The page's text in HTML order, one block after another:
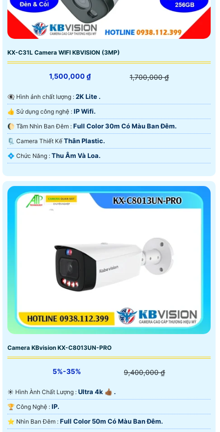
KX-C31L Camera WIFI KBVISION (3MP)
1,500,000 ₫ 1,700,000 ₫
👁️‍🗨 Hình ảnh chất lượng : 2K Lite .
👍 Sử dụng công nghệ : IP Wifi.
🌔 Tầm Nhìn Ban Đêm : Full Color 30m Có Màu Ban Ðêm.
🗜️ Camera Thiết Kế Thân Plastic.
️💠 Chức Năng : Thu Âm Và Loa.
Camera KBvision KX-C8013UN-PRO
5%-35% 9,400,000 ₫
☀️ Hình Ành Chất Lượng : Ultra 4k 👍🏾 .
🏆 Công Nghệ : IP.
⭐ Nhìn Ban Đêm : Full Color 50m Có Màu Ban Ðêm.